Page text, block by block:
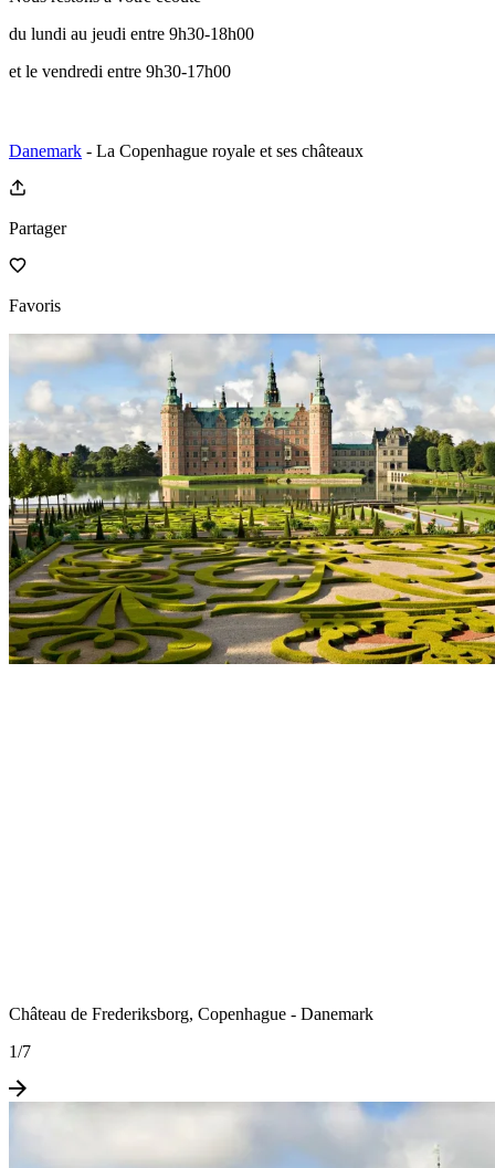
du lundi au jeudi entre 9h30-18h00
et le vendredi entre 9h30-17h00
Danemark - La Copenhague royale et ses châteaux
Partager
Favoris
Château de Frederiksborg, Copenhague - Danemark
1/7